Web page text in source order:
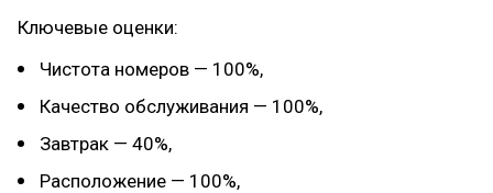
Ключевые оценки:
Чистота номеров — 100%,
Качество обслуживания — 100%,
Завтрак — 40%,
Расположение — 100%,